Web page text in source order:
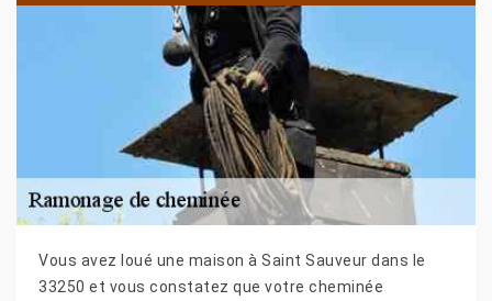
Vous avez loué une maison à Saint Sauveur dans le
33250 et vous constatez que votre cheminée